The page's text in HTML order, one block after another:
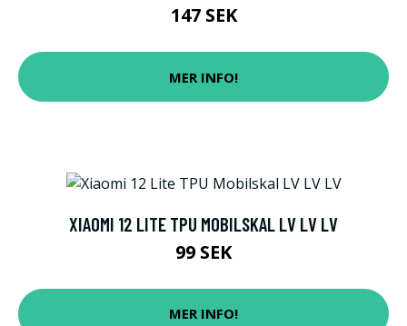
147 SEK
MER INFO!
XIAOMI 12 LITE TPU MOBILSKAL LV LV LV
99 SEK
MER INFO!